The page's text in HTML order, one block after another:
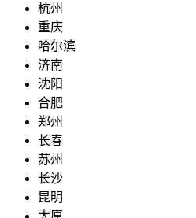
杭州
重庆
哈尔滨
济南
沈阳
合肥
郑州
长春
苏州
长沙
昆明